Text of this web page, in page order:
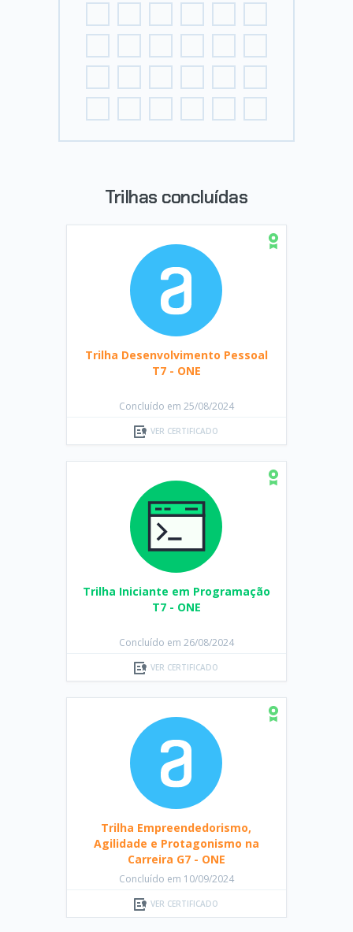
Trilhas concluídas
Trilha Desenvolvimento Pessoal
T7 - ONE
Concluído em 25/08/2024
VER CERTIFICADO
Trilha Iniciante em Programação
T7 - ONE
Concluído em 26/08/2024
VER CERTIFICADO
Trilha Empreendedorismo,
Agilidade e Protagonismo na
Carreira G7 - ONE
Concluído em 10/09/2024
VER CERTIFICADO